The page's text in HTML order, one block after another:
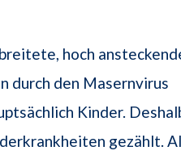
hoch
durch den Masernvirus
Kinder.
gezählt.